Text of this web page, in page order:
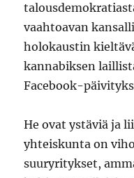
vaahtoavan
holokaustin
kannabiksen
Facebook-
He ovat ystäviä ja
yhteiskunta on
suuryritykset,